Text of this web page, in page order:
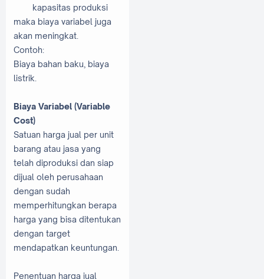
kapasitas produksi
maka biaya variabel juga
akan meningkat.
Contoh:
Biaya bahan baku, biaya
listrik.
Biaya Variabel (Variable
Cost)
Satuan harga jual per unit
barang atau jasa yang
telah diproduksi dan siap
dijual oleh perusahaan
dengan sudah
memperhitungkan berapa
harga yang bisa ditentukan
dengan target
mendapatkan keuntungan.
Penentuan harga jual